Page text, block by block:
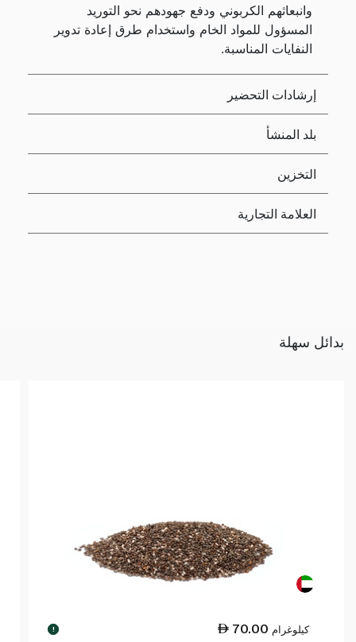
وانبعاثهم الكربوني ودفع جهودهم نحو التوريد
المسؤول للمواد الخام واستخدام طرق إعادة تدوير
النفايات المناسبة.
إرشادات التحضير
بلد المنشأ
التخزين
العلامة التجارية
بدائل سهلة
70.00 كيلوغرام !